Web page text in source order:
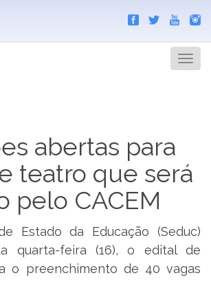
Menu
abertas para
teatro que será
pelo CACEM
Estado da Educação (Seduc)
quarta-feira (16), o edital de
o preenchimento de 40 vagas